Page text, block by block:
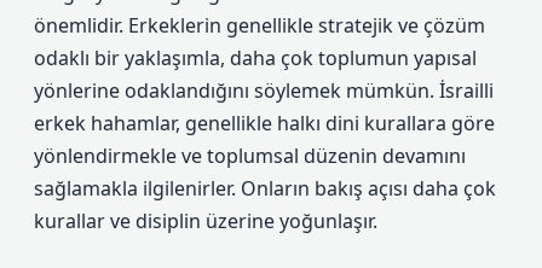
önemlidir. Erkeklerin genellikle stratejik ve çözüm
odaklı bir yaklaşımla, daha çok toplumun yapısal
yönlerine odaklandığını söylemek mümkün. İsrailli
erkek hahamlar, genellikle halkı dini kurallara göre
yönlendirmekle ve toplumsal düzenin devamını
sağlamakla ilgilenirler. Onların bakış açısı daha çok
kurallar ve disiplin üzerine yoğunlaşır.